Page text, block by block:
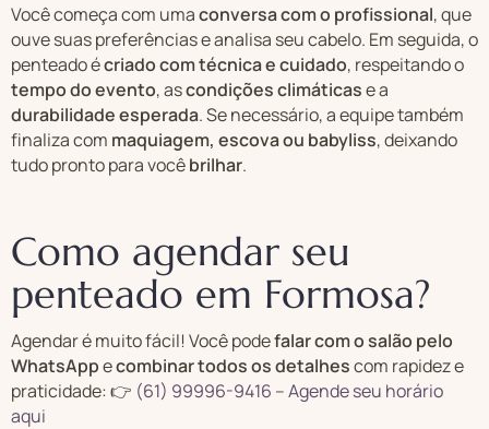
Você começa com umaconversa com o profissional, que
ouve suas preferências e analisa seu cabelo. Em seguida, o
penteado écriado com técnica e cuidado, respeitando o
tempo do evento, ascondições climáticase a
durabilidade esperada. Se necessário, a equipe também
finaliza com maquiagem, escova ou babyliss, deixando
tudo pronto para vocêbrilhar.
Como agendar seu
penteado em Formosa?
Agendar é muito fácil! Você podefalar com o salão pelo
WhatsAppecombinar todos os detalhescom rapidez e
praticidade: 👉 (61) 99996-9416 – Agende seu horário
aqui